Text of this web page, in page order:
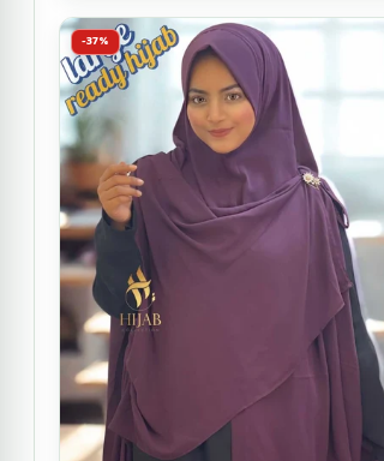
-37%